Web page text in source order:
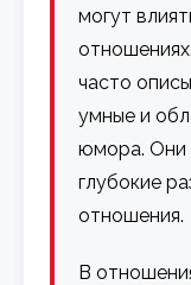
могут
часто
умные и
юмора. Они
глубокие
отношения.
В